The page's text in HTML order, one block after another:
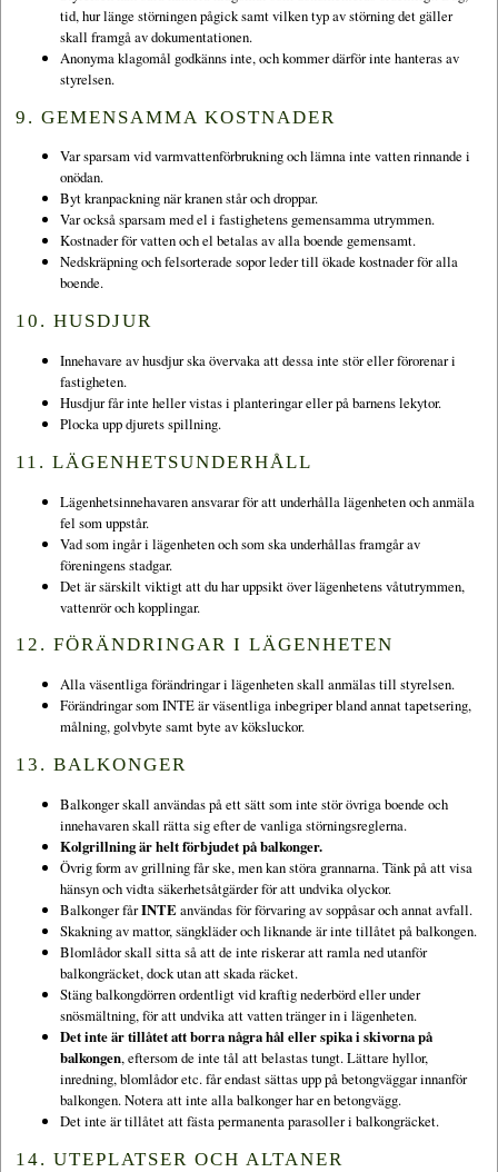
tid, hur länge störningen pågick samt vilken typ av störning det gäller
skall framgå av dokumentationen.
Anonyma klagomål godkänns inte, och kommer därför inte hanteras av
styrelsen.
9. GEMENSAMMA KOSTNADER
Var sparsam vid varmvattenförbrukning och lämna inte vatten rinnande i
onödan.
Byt kranpackning när kranen står och droppar.
Var också sparsam med el i fastighetens gemensamma utrymmen.
Kostnader för vatten och el betalas av alla boende gemensamt.
Nedskräpning och felsorterade sopor leder till ökade kostnader för alla
boende.
10. HUSDJUR
Innehavare av husdjur ska övervaka att dessa inte stör eller förorenar i
fastigheten.
Husdjur får inte heller vistas i planteringar eller på barnens lekytor.
Plocka upp djurets spillning.
11. LÄGENHETSUNDERHÅLL
Lägenhetsinnehavaren ansvarar för att underhålla lägenheten och anmäla
fel som uppstår.
Vad som ingår i lägenheten och som ska underhållas framgår av
föreningens stadgar.
Det är särskilt viktigt att du har uppsikt över lägenhetens våtutrymmen,
vattenrör och kopplingar.
12. FÖRÄNDRINGAR I LÄGENHETEN
Alla väsentliga förändringar i lägenheten skall anmälas till styrelsen.
Förändringar som INTE är väsentliga inbegriper bland annat tapetsering,
målning, golvbyte samt byte av köksluckor.
13. BALKONGER
Balkonger skall användas på ett sätt som inte stör övriga boende och
innehavaren skall rätta sig efter de vanliga störningsreglerna.
Kolgrillning är helt förbjudet på balkonger.
Övrig form av grillning får ske, men kan störa grannarna. Tänk på att visa
hänsyn och vidta säkerhetsåtgärder för att undvika olyckor.
Balkonger fårINTEanvändas för förvaring av soppåsar och annat avfall.
Skakning av mattor, sängkläder och liknande är inte tillåtet på balkongen.
Blomlådor skall sitta så att de inte riskerar att ramla ned utanför
balkongräcket, dock utan att skada räcket.
Stäng balkongdörren ordentligt vid kraftig nederbörd eller under
snösmältning, för att undvika att vatten tränger in i lägenheten.
Det inte är tillåtet att borra några hål eller spika i skivorna på
balkongen, eftersom de inte tål att belastas tungt. Lättare hyllor,
inredning, blomlådor etc. får endast sättas upp på betongväggar innanför
balkongen. Notera att inte alla balkonger har en betongvägg.
Det inte är tillåtet att fästa permanenta parasoller i balkongräcket.
14. UTEPLATSER OCH ALTANER